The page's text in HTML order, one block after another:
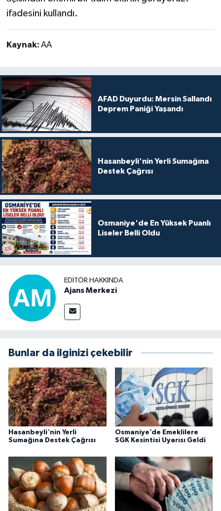
ifadesini kullandı.
Kaynak: AA
AFAD Duyurdu: Mersin Sallandı
Deprem Paniği Yaşandı
Hasanbeyli'nin Yerli Sumağına
Destek Çağrısı
Osmaniye'de En Yüksek Puanlı
Liseler Belli Oldu
EDITÖR HAKKINDA
Ajans Merkezi
Bunlar da ilginizi çekebilir
Hasanbeyli'nin Yerli
Sumağına Destek Çağrısı
Osmaniye’de Emeklilere
SGK Kesintisi Uyarısı Geldi